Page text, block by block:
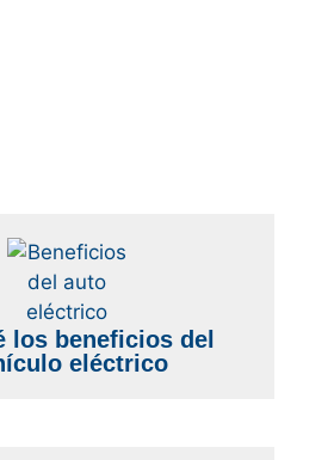
los beneficios del
eléctrico